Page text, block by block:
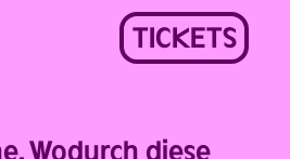
TICKETS
Wodurch diese